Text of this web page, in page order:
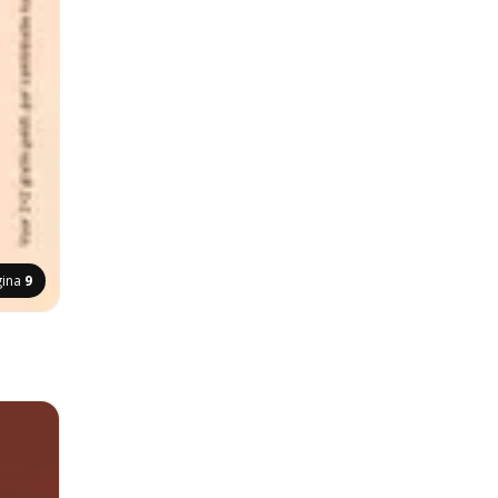
9